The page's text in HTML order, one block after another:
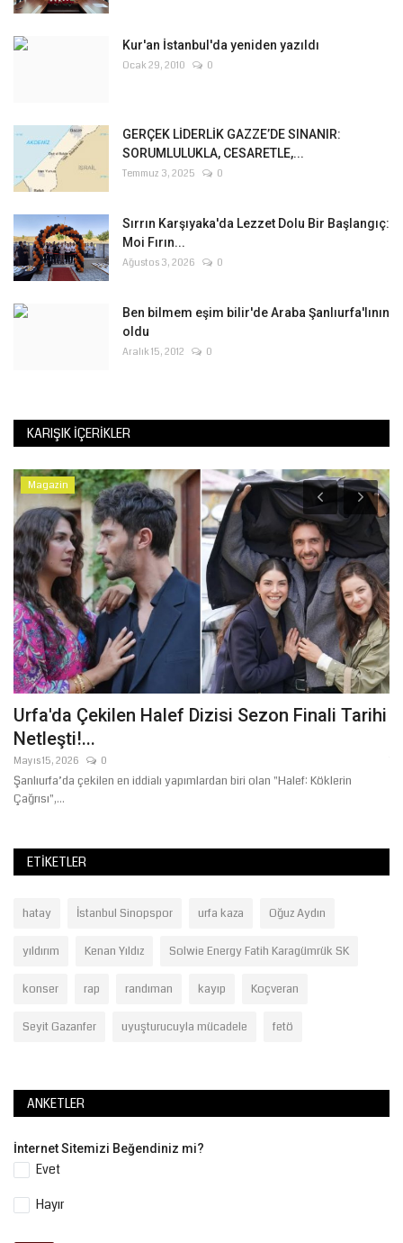
Kur'an İstanbul'da yeniden yazıldı
Ocak 29, 2010 0
GERÇEK LİDERLİK GAZZE’DE SINANIR:
SORUMLULUKLA, CESARETLE,...
Temmuz 3, 2025 0
Sırrın Karşıyaka'da Lezzet Dolu Bir Başlangıç:
Moi Fırın...
Ağustos 3, 2026 0
Ben bilmem eşim bilir'de Araba Şanlıurfa'lının
oldu
Aralık 15, 2012 0
KARIŞIK İÇERIKLER
Magazin
Urfa'da Çekilen Halef Dizisi Sezon Finali Tarihi
Netleşti!...
Mayıs 15, 2026 0
Şanlıurfa’da çekilen en iddialı yapımlardan biri olan "Halef: Köklerin
Çağrısı",...
ETIKETLER
hatay İstanbul Sinopspor urfa kaza Oğuz Aydın
yıldırım Kenan Yıldız Solwie Energy Fatih Karagümrük SK
konser rap randıman kayıp Koçveran
Seyit Gazanfer uyuşturucuyla mücadele fetö
ANKETLER
İnternet Sitemizi Beğendiniz mi?
Evet
Hayır